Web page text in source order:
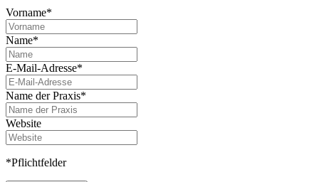
Vorname*
Name*
E-Mail-Adresse*
Name der Praxis*
Website
*Pflichtfelder